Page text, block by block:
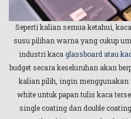
Seperti kalian semua ketahui,
susu pilihan warna yang cukup
industri kaca glassboard atau
budget secara keseluruhan akan
kalian pilih, ingin menggunakan
white untuk papan tulis kaca
single coating dan double